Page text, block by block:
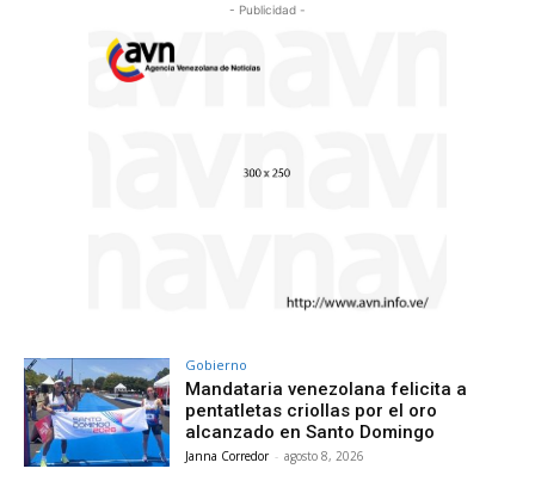
- Publicidad -
Gobierno
Mandataria venezolana felicita a
pentatletas criollas por el oro
alcanzado en Santo Domingo
Janna Corredor - agosto 8, 2026